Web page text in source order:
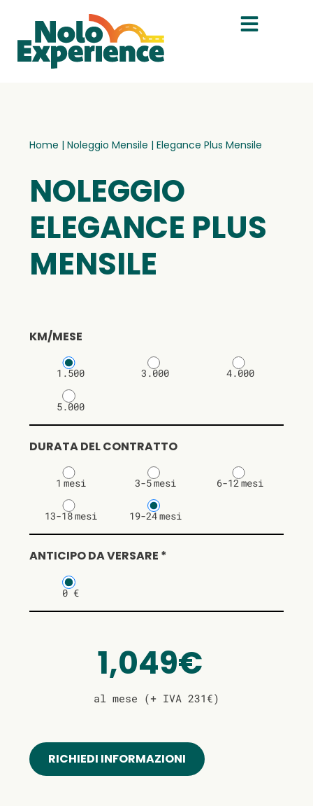
Home | Noleggio Mensile | Elegance Plus Mensile
NOLEGGIO
ELEGANCE PLUS
MENSILE
KM/MESE
1.500 3.000 4.000
5.000
DURATA DEL CONTRATTO
1 mesi 3-5mesi 6-12mesi
13-18mesi 19-24mesi
ANTICIPO DA VERSARE *
0 €
1,049€
al mese (+ IVA 231€)
RICHIEDI INFORMAZIONI